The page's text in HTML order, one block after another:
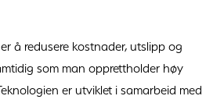
å redusere kostnader, utslipp og
som man opprettholder høy
er utviklet i samarbeid med